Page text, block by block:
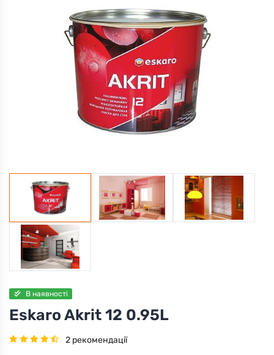
В наявності
Eskaro Akrit 12 0.95L
2 рекомендації